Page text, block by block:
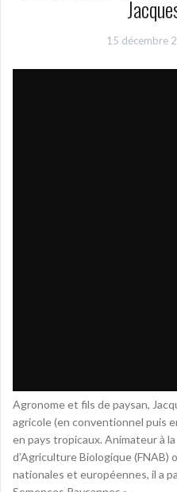
15 décembre
Agronome et fils de paysan,
agricole (en conventionnel puis
en pays tropicaux. Animateur à
d’Agriculture Biologique (FNAB)
nationales et européennes, il a